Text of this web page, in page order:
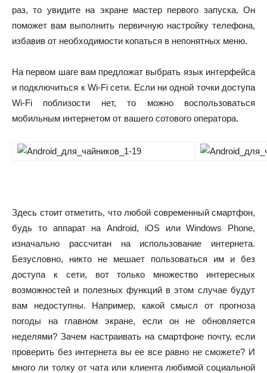
раз, то увидите на экране мастер первого запуска. Он
поможет вам выполнить первичную настройку телефона,
избавив от необходимости копаться в непонятных меню.
На первом шаге вам предложат выбрать язык интерфейса
и подключиться к Wi-Fi сети. Если ни одной точки доступа
Wi-Fi поблизости нет, то можно воспользоваться
мобильным интернетом от вашего сотового оператора.
Здесь стоит отметить, что любой современный смартфон,
будь то аппарат на Android, iOS или Windows Phone,
изначально рассчитан на использование интернета.
Безусловно, никто не мешает пользоваться им и без
доступа к сети, вот только множество интересных
возможностей и полезных функций в этом случае будут
вам недоступны. Например, какой смысл от прогноза
погоды на главном экране, если он не обновляется
неделями? Зачем настраивать на смартфоне почту, если
проверить без интернета вы ее все равно не сможете? И
много ли толку от чата или клиента любимой социальной